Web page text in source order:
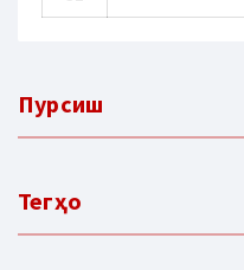
Пурсиш
Тегҳо